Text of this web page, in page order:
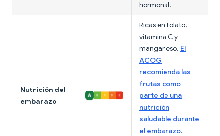
hormonal.
Nutrición del
embarazo
Ricas en folato,
vitamina C y
manganeso. El
ACOG
recomienda las
frutas como
parte de una
nutrición
saludable durante
el embarazo.